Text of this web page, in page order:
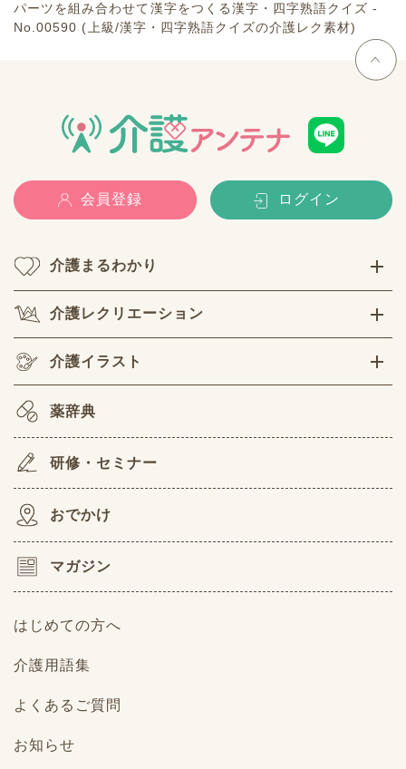
パーツを組み合わせて漢字をつくる漢字・四字熟語クイズ -
No.00590 (上級/漢字・四字熟語クイズの介護レク素材)
会員登録 ログイン
介護まるわかり
介護レクリエーション
介護イラスト
薬辞典
研修・セミナー
おでかけ
マガジン
はじめての方へ
介護用語集
よくあるご質問
お知らせ